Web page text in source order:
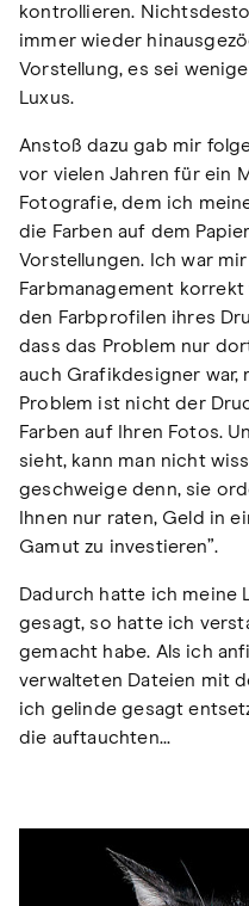
kontrollieren.
immer wieder
Vorstellung, es sei
Luxus.
Anstoß dazu gab mir
vor vielen Jahren für ein
Fotografie, dem ich
die Farben auf dem
Vorstellungen. Ich war
Farbmanagement
den Farbprofilen ihres
dass das Problem nur
auch Grafikdesigner war,
Problem ist nicht der
Farben auf Ihren Fotos.
sieht, kann man nicht
geschweige denn, sie
Ihnen nur raten, Geld in
Gamut zu investieren”.
Dadurch hatte ich meine
gesagt, so hatte ich
gemacht habe. Als ich
verwalteten Dateien mit
ich gelinde gesagt
die auftauchten...